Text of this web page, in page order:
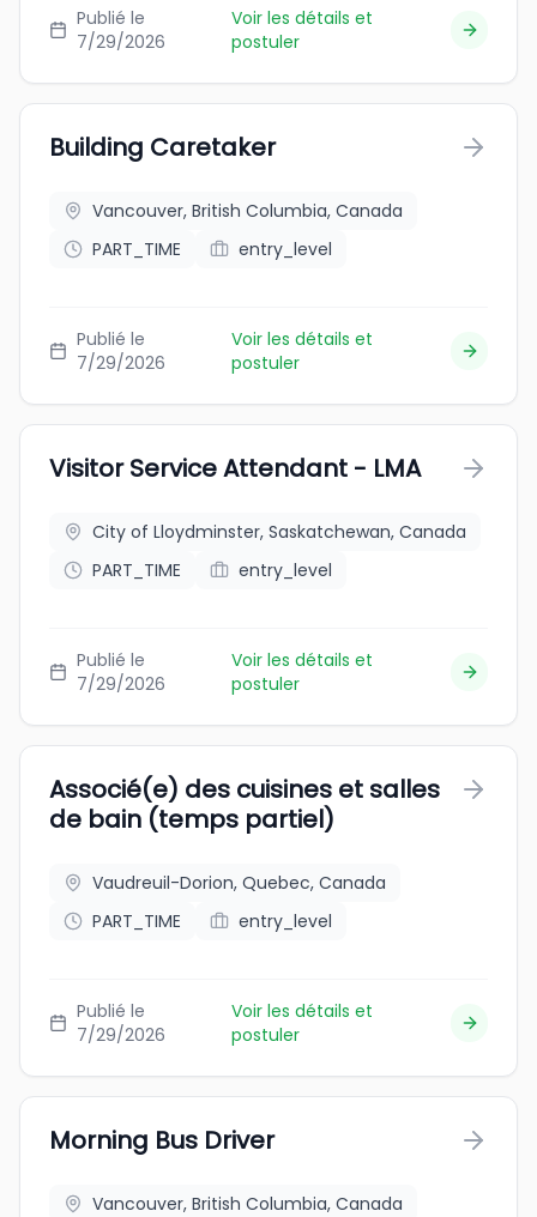
Publié le
7/29/2026
Voir les détails et
postuler
Building Caretaker
Vancouver, British Columbia, Canada
PART_TIME
entry_level
Publié le
7/29/2026
Voir les détails et
postuler
Visitor Service Attendant - LMA
City of Lloydminster, Saskatchewan, Canada
PART_TIME
entry_level
Publié le
7/29/2026
Voir les détails et
postuler
Associé(e) des cuisines et salles
de bain (temps partiel)
Vaudreuil-Dorion, Quebec, Canada
PART_TIME
entry_level
Publié le
7/29/2026
Voir les détails et
postuler
Morning Bus Driver
Vancouver, British Columbia, Canada